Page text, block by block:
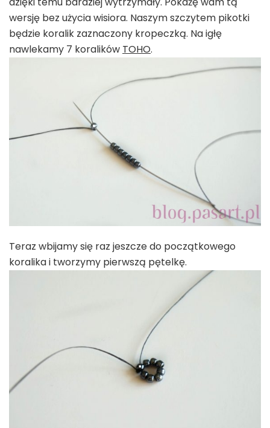
wersję bez użycia wisiora. Naszym szczytem pikotki
będzie koralik zaznaczony kropeczką. Na igłę
nawlekamy 7 koralików TOHO.
Teraz wbijamy się raz jeszcze do początkowego
koralika i tworzymy pierwszą pętelkę.